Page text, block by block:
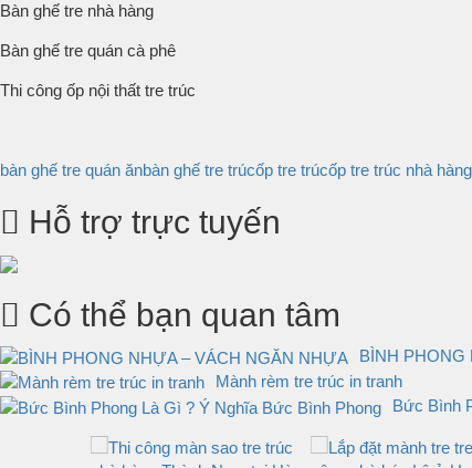
Bàn ghế tre nhà hàng
Bàn ghế tre quán cà phê
Thi công ốp nội thất tre trúc
bàn ghế tre quán ănbàn ghế tre trúcốp tre trúcốp tre trúc nhà hàng
Hỗ trợ trực tuyến
Có thể bạn quan tâm
BÌNH
Mành rèm tre trúc in tranh
Bức Bình